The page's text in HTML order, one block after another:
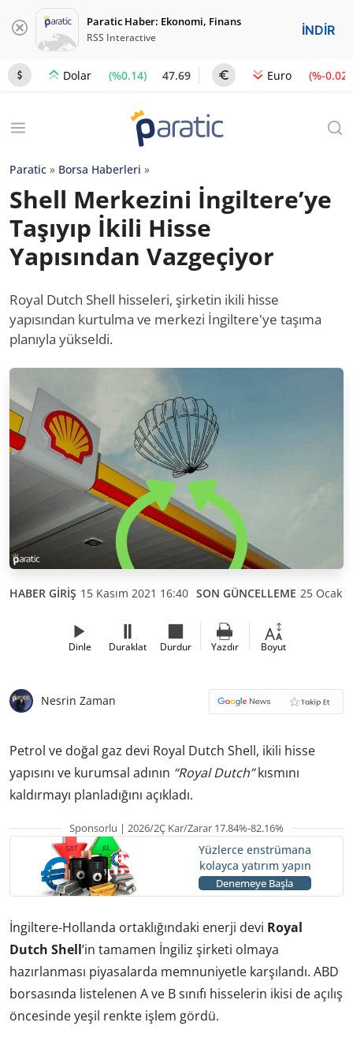
Paratic Haber: Ekonomi, Finans
RSS Interactive İNDİR
Dolar (%0.14) 47.69 Euro (%-0.02)
Paratic » Borsa Haberleri »
Shell Merkezini İngiltere’ye
Taşıyıp İkili Hisse
Yapısından Vazgeçiyor
Royal Dutch Shell hisseleri, şirketin ikili hisse
yapısından kurtulma ve merkezi İngiltere'ye taşıma
planıyla yükseldi.
HABER GİRİŞ 15 Kasım 2021 16:40 SON GÜNCELLEME 25 Ocak
Dinle Duraklat Durdur Yazdır Boyut
Nesrin Zaman
Petrol ve doğal gaz devi Royal Dutch Shell, ikili hisse
yapısını ve kurumsal adının “Royal Dutch”kısmını
kaldırmayı planladığını açıkladı.
Sponsorlu | 2026/2Ç Kar/Zarar 17.84%-82.16%
Yüzlerce enstrümana
kolayca yatırım yapın
Denemeye Başla
İngiltere-Hollanda ortaklığındaki enerji devi Royal
Dutch Shell’in tamamen İngiliz şirketi olmaya
hazırlanması piyasalarda memnuniyetle karşılandı. ABD
borsasında listelenen A ve B sınıfı hisselerin ikisi de açılış
öncesinde yeşil renkte işlem gördü.